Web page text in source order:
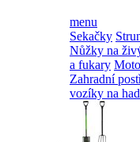
menu
Sekačky
Nůžky na
a fukary
Zahradní
vozíky na